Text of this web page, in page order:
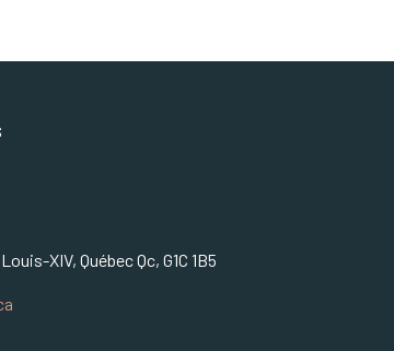
XIV, Québec Qc, G1C 1B5